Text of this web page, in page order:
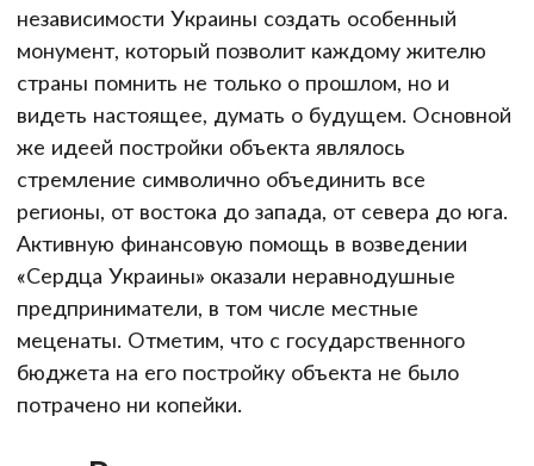
независимости Украины создать особенный
монумент, который позволит каждому жителю
страны помнить не только о прошлом, но и
видеть настоящее, думать о будущем. Основной
же идеей постройки объекта являлось
стремление символично объединить все
регионы, от востока до запада, от севера до юга.
Активную финансовую помощь в возведении
«Сердца Украины» оказали неравнодушные
предприниматели, в том числе местные
меценаты. Отметим, что с государственного
бюджета на его постройку объекта не было
потрачено ни копейки.